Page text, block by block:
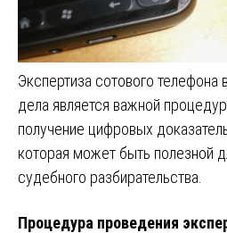
Экспертиза сотового телефона
дела является важной
получение цифровых
которая может быть полезной
судебного разбирательства.
Процедура проведения